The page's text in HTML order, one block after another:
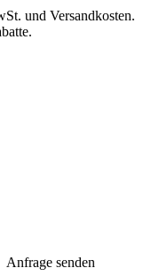
und Versandkosten.
Anfrage senden